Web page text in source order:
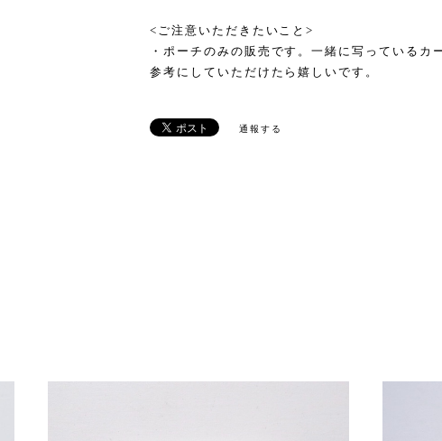
<ご注意いただきたいこと>
・ポーチのみの販売です。一緒に写っているカ
参考にしていただけたら嬉しいです。
通報する